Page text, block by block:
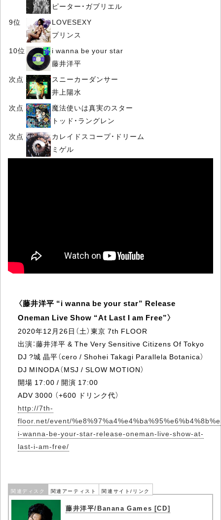
ピーター・ガブリエル
9位
LOVESEXY
プリンス
10位
i wanna be your star
藤井洋平
次点
スニーカーダンサー
井上陽水
次点
魔法使いは真実のスター
トッド・ラングレン
次点
カレイドスコープ・ドリーム
ミゲル
〈藤井洋平 “i wanna be your star” Release
Oneman Live Show “At Last I am Free”〉
2020年12月26日（土）東京 7th FLOOR
出演：藤井洋平 & The Very Sensitive Citizens Of Tokyo
DJ ?城 晶平（cero / Shohei Takagi Parallela Botanica）
DJ MINODA（MSJ / SLOW MOTION）
開場 17:00 / 開演 17:00
ADV 3000 （+600 ドリンク代）
http://7th-
floor.net/event/
i-wanna-be-your-star-release-oneman-live-show-at-
last-i-am-free/
関連ディスク 関連アーティスト 関連サイト/リンク
藤井洋平/Banana Games [CD]